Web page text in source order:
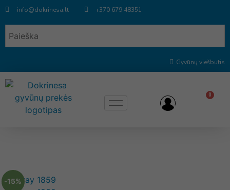
info@dokrinesa.lt +370 679 48351
Gyvūnų viešbutis
0
-15%